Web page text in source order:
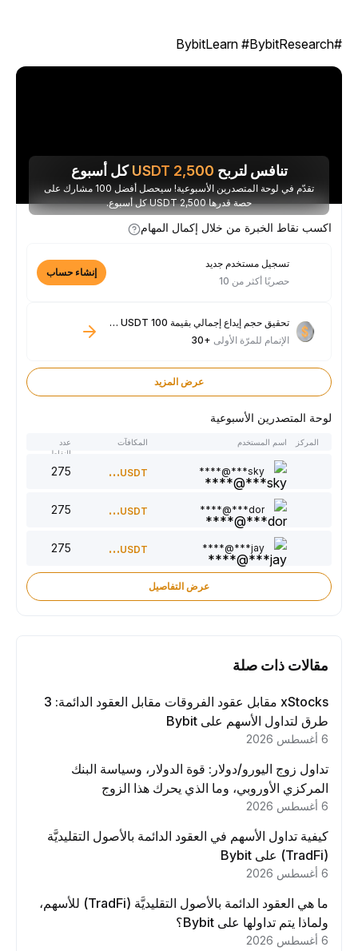
تنافس لتربح 2,500
USDTكل أسبوع
تقدّم في لوحة المتصدرين الأسبوعية! سيحصل أفضل 100 مشارك على
حصة قدرها 2,500 USDT كل أسبوع.
اكسب نقاط الخبرة من خلال إكمال المهام
تسجيل مستخدم جديد
حصريًا أكثر من 10
إنشاء حساب
تحقيق حجم إيداع إجمالي بقيمة 100 USDT فأكثر
الإتمام للمرّة الأولى+30
عرض المزيد
لوحة المتصدرين الأسبوعية
المركز اسم المستخدم المكافآت
النقاط
sky***@****
300USDT
dor***@****
220USDT
jay***@****
150USDT
عرض التفاصيل
مقالات ذات صلة
xStocks مقابل عقود الفروقات مقابل العقود الدائمة: 3
طرق لتداول الأسهم على Bybit
تداول زوج اليورو/دولار: قوة الدولار، وسياسة البنك
المركزي الأوروبي، وما الذي يحرك هذا الزوج
كيفية تداول الأسهم في العقود الدائمة بالأصول التقليديَّة
ما هي العقود الدائمة بالأصول التقليديَّة (TradFi) للأسهم،
ولماذا يتم تداولها على Bybit؟